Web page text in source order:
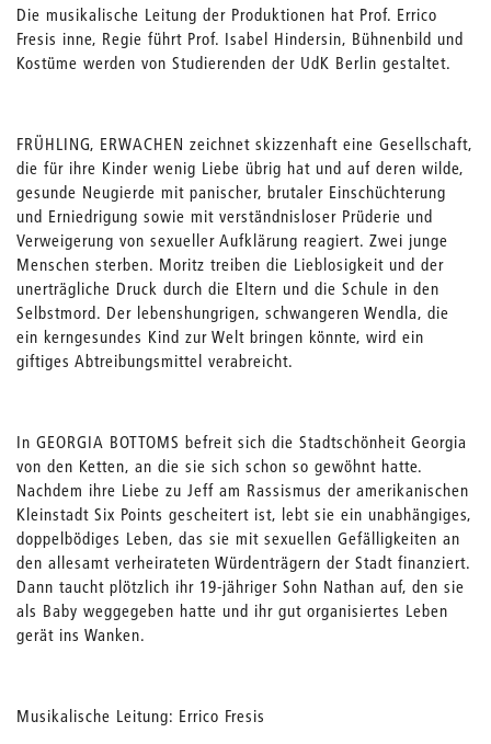
Die musikalische Leitung der Produktionen hat Prof. Errico
Fresis inne, Regie führt Prof. Isabel Hindersin, Bühnenbild und
Kostüme werden von Studierenden der UdK Berlin gestaltet.
FRÜHLING, ERWACHEN zeichnet skizzenhaft eine Gesellschaft,
die für ihre Kinder wenig Liebe übrig hat und auf deren wilde,
gesunde Neugierde mit panischer, brutaler Einschüchterung
und Erniedrigung sowie mit verständnisloser Prüderie und
Verweigerung von sexueller Aufklärung reagiert. Zwei junge
Menschen sterben. Moritz treiben die Lieblosigkeit und der
unerträgliche Druck durch die Eltern und die Schule in den
Selbstmord. Der lebenshungrigen, schwangeren Wendla, die
ein kerngesundes Kind zur Welt bringen könnte, wird ein
giftiges Abtreibungsmittel verabreicht.
In GEORGIA BOTTOMS befreit sich die Stadtschönheit Georgia
von den Ketten, an die sie sich schon so gewöhnt hatte.
Nachdem ihre Liebe zu Jeff am Rassismus der amerikanischen
Kleinstadt Six Points gescheitert ist, lebt sie ein unabhängiges,
doppelbödiges Leben, das sie mit sexuellen Gefälligkeiten an
den allesamt verheirateten Würdenträgern der Stadt finanziert.
Dann taucht plötzlich ihr 19-jähriger Sohn Nathan auf, den sie
als Baby weggegeben hatte und ihr gut organisiertes Leben
gerät ins Wanken.
Musikalische Leitung: Errico Fresis